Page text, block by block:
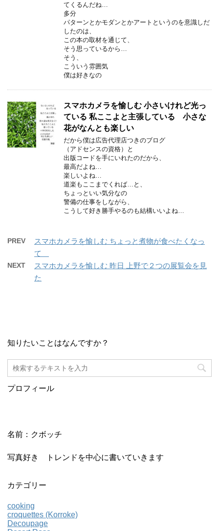
てくるんだね…
多分
パターンとかモダンとかアートというのを意識しだ
したのは、
この本の取材を通じて、
そう思っているから…
そう、
こういう雰囲気
僕は好きなの
スマホカメラを愉しむ 小さいけれど光っ
ている 私ここよと主張している 小さな
花がなんとも楽しい
だから僕は広告代理店つきのブログ
（アドセンスの資格）と
出版コードを手にいれたのだから、
最高だよね…
楽しいよね…
道楽もここまでくれば…と、
ちょっといい気分なの
警備の仕事をしながら、
こうして好き勝手やるのも結構いいよね…
PREV
スマホカメラを愉しむ ちょっと煮物が食べたくなっ
て
NEXT
スマホカメラを愉しむ 昨日 上野で２つの展覧会を見
た
知りたいことはなんですか？
プロフィール
名前：クボッチ
写真好き トレンドを中心に書いていきます
カテゴリー
cooking
croquettes (Korroke)
Decoupage